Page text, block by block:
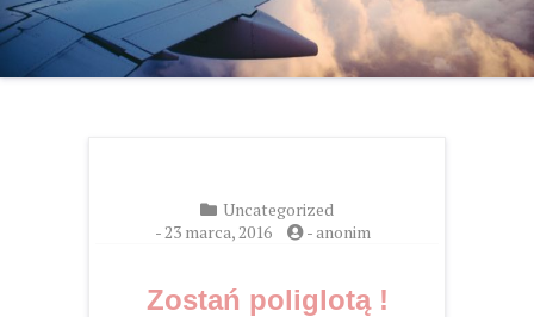
Uncategorized
-23 marca, 2016 -anonim
Zostań poliglotą !